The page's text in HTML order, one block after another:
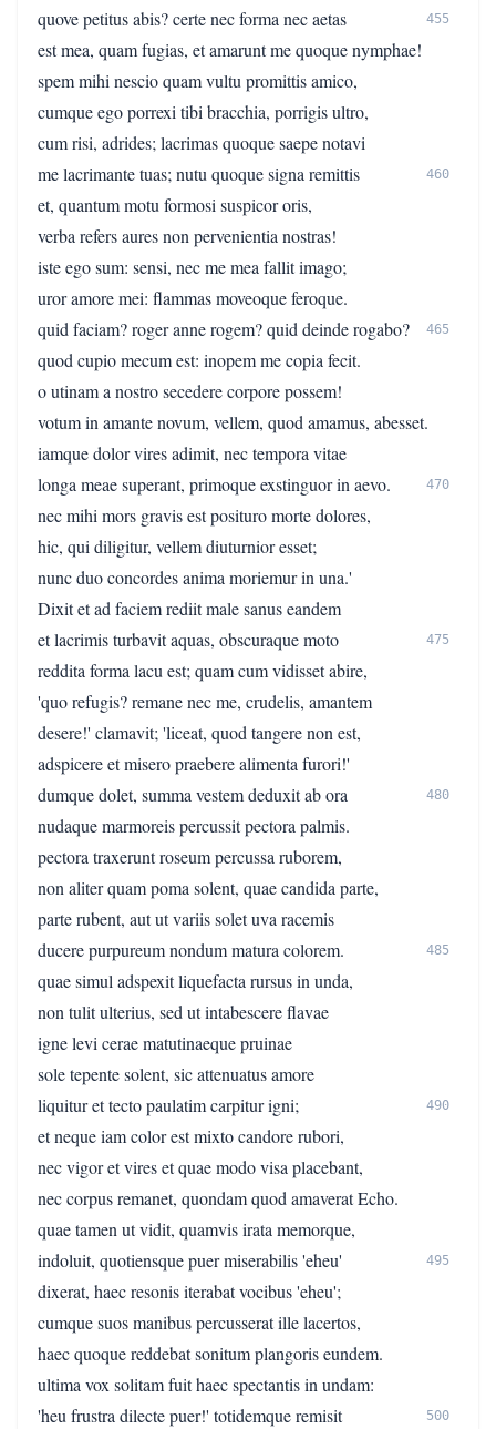
quove petitus abis? certe nec forma nec aetas
455
est mea, quam fugias, et amarunt me quoque nymphae!
spem mihi nescio quam vultu promittis amico,
cumque ego porrexi tibi bracchia, porrigis ultro,
cum risi, adrides; lacrimas quoque saepe notavi
me lacrimante tuas; nutu quoque signa remittis
460
et, quantum motu formosi suspicor oris,
verba refers aures non pervenientia nostras!
iste ego sum: sensi, nec me mea fallit imago;
uror amore mei: flammas moveoque feroque.
quid faciam? roger anne rogem? quid deinde rogabo?
465
quod cupio mecum est: inopem me copia fecit.
o utinam a nostro secedere corpore possem!
votum in amante novum, vellem, quod amamus, abesset.
iamque dolor vires adimit, nec tempora vitae
longa meae superant, primoque exstinguor in aevo.
470
nec mihi mors gravis est posituro morte dolores,
hic, qui diligitur, vellem diuturnior esset;
nunc duo concordes anima moriemur in una.'
Dixit et ad faciem rediit male sanus eandem
et lacrimis turbavit aquas, obscuraque moto
475
reddita forma lacu est; quam cum vidisset abire,
'quo refugis? remane nec me, crudelis, amantem
desere!' clamavit; 'liceat, quod tangere non est,
adspicere et misero praebere alimenta furori!'
dumque dolet, summa vestem deduxit ab ora
480
nudaque marmoreis percussit pectora palmis.
pectora traxerunt roseum percussa ruborem,
non aliter quam poma solent, quae candida parte,
parte rubent, aut ut variis solet uva racemis
ducere purpureum nondum matura colorem.
485
quae simul adspexit liquefacta rursus in unda,
non tulit ulterius, sed ut intabescere flavae
igne levi cerae matutinaeque pruinae
sole tepente solent, sic attenuatus amore
liquitur et tecto paulatim carpitur igni;
490
et neque iam color est mixto candore rubori,
nec vigor et vires et quae modo visa placebant,
nec corpus remanet, quondam quod amaverat Echo.
quae tamen ut vidit, quamvis irata memorque,
indoluit, quotiensque puer miserabilis 'eheu'
495
dixerat, haec resonis iterabat vocibus 'eheu';
cumque suos manibus percusserat ille lacertos,
haec quoque reddebat sonitum plangoris eundem.
ultima vox solitam fuit haec spectantis in undam:
'heu frustra dilecte puer!' totidemque remisit
500